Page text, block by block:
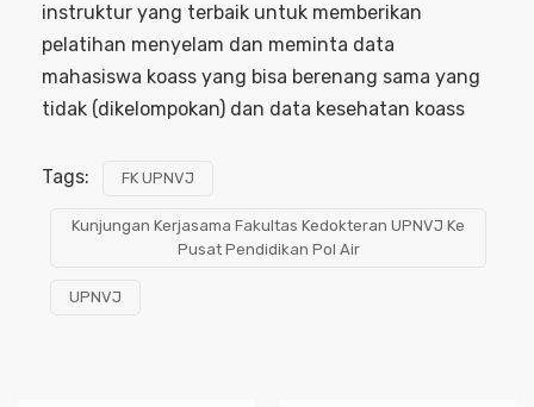
instruktur yang terbaik untuk memberikan
pelatihan menyelam dan meminta data
mahasiswa koass yang bisa berenang sama yang
tidak (dikelompokan) dan data kesehatan koass
Tags: FK UPNVJ
Kunjungan Kerjasama Fakultas Kedokteran UPNVJ Ke
Pusat Pendidikan Pol Air
UPNVJ